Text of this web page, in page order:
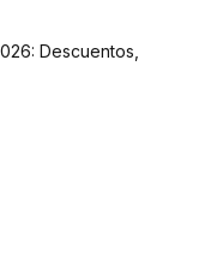
Descuentos,